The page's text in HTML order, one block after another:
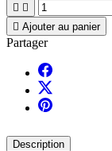
 
 Ajouter au panier
Partager
Description